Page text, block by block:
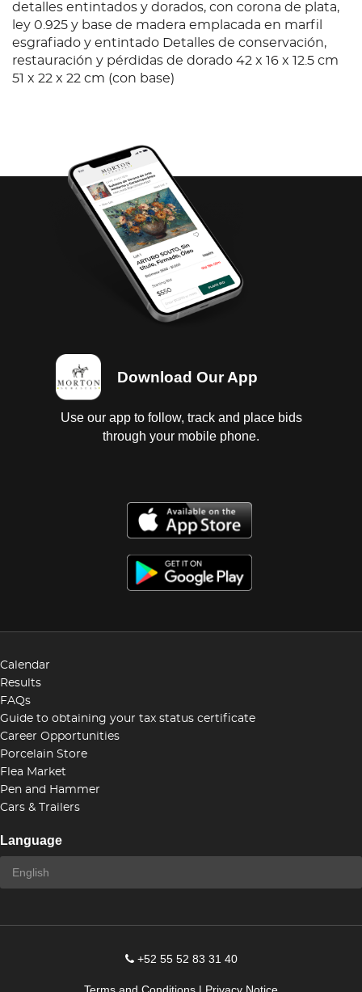
detalles entintados y dorados, con corona de plata,
ley 0.925 y base de madera emplacada en marfil
esgrafiado y entintado Detalles de conservación,
restauración y pérdidas de dorado 42 x 16 x 12.5 cm
51 x 22 x 22 cm (con base)
Download Our App
Use our app to follow, track and place bids
through your mobile phone.
Calendar
Results
FAQs
Guide to obtaining your tax status certificate
Career Opportunities
Porcelain Store
Flea Market
Pen and Hammer
Cars & Trailers
Language
+52 55 52 83 31 40